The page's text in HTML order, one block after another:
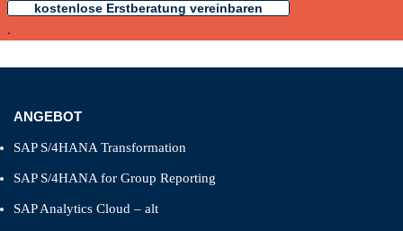
kostenlose Erstberatung vereinbaren
.
ANGEBOT
SAP S/4HANA Transformation
SAP S/4HANA for Group Reporting
SAP Analytics Cloud – alt